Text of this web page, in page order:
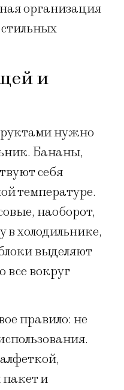
организация
и
нужно
Бананы,
себя
температуре.
наоборот,
в холодильнике,
выделяют
все вокруг
правило: не
и